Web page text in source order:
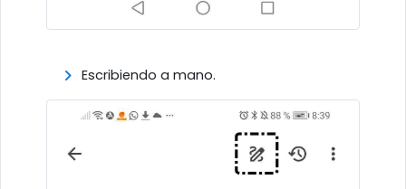
Escribiendo a mano.